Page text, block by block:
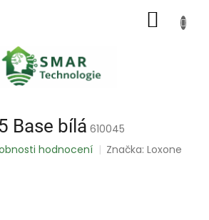
Base bílá 610045
hodnocení Značka:Loxone